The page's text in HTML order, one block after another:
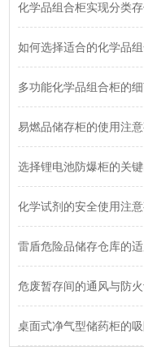
化学品组合柜实现分类
如何选择适合的化学品
多功能化学品组合柜的
易燃品储存柜的使用注
选择锂电池防爆柜的关
化学试剂的安全使用注
雷盾危险品储存仓库的
危废暂存间的通风与防
桌面式净气型储药柜的